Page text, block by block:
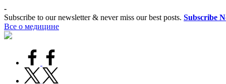
Перейти
к
содержимому
-
Subscribe to our newsletter & never miss our best posts. Subscribe
Все о медицине
Лечитесь
facebook.com
twitter.com